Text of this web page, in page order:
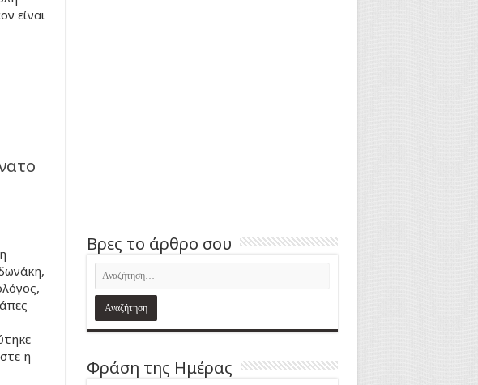
είναι
η
Βρες το άρθρο σου
Φράση της Ημέρας